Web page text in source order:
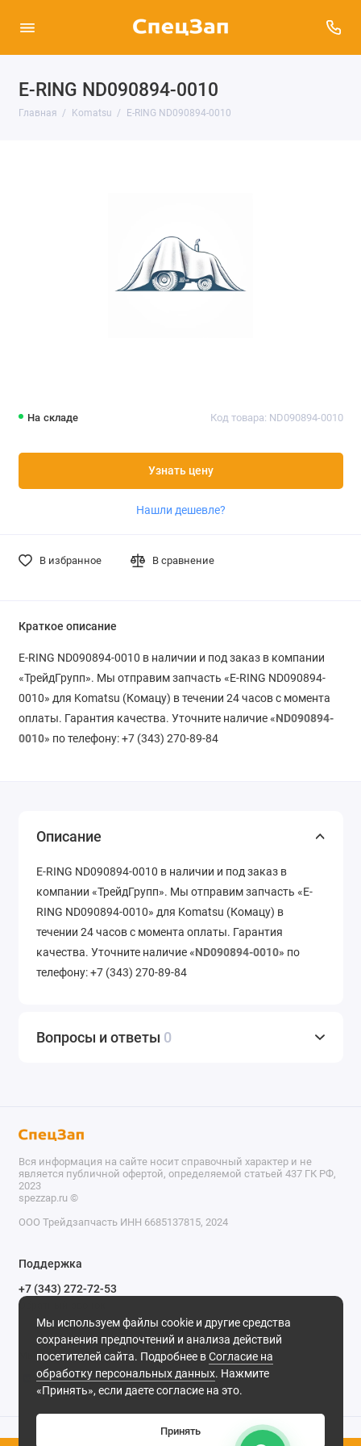
E-RING ND090894-0010
Главная Komatsu E-RING ND090894-0010
На складе Код товара: ND090894-0010
Узнать цену
Нашли дешевле?
В избранное В сравнение
Краткое описание
E-RING ND090894-0010 в наличии и под заказ в компании
«ТрейдГрупп». Мы отправим запчасть «E-RING ND090894-
0010» для Komatsu (Комацу) в течении 24 часов с момента
оплаты. Гарантия качества. Уточните наличие «ND090894-
0010» по телефону: +7 (343) 270-89-84
Описание
E-RING ND090894-0010 в наличии и под заказ в
компании «ТрейдГрупп». Мы отправим запчасть «E-
RING ND090894-0010» для Komatsu (Комацу) в
течении 24 часов с момента оплаты. Гарантия
качества. Уточните наличие «ND090894-0010» по
телефону: +7 (343) 270-89-84
Вопросы и ответы 0
Мы используем файлы cookie и другие средства
сохранения предпочтений и анализа действий
посетителей сайта. Подробнее вСогласие на
обработку персональных данных. Нажмите
«Принять», если даете согласие на это.
Принять
Вся информация на сайте носит справочный характер и не
является публичной офертой, определяемой статьей 437 ГК РФ,
2023
spezzap.ru ©️
ООО Трейдзапчасть ИНН 6685137815, 2024
Поддержка
+7 (343) 272-72-53
Обратный звонок
620030, г. Екатеринбург, ул. Карьерная, д. 14, оф. 14.
Мы в сети